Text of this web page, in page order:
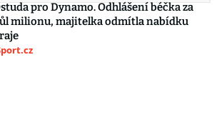
pro Dynamo. Odhlášení béčka za
milionu, majitelka odmítla nabídku